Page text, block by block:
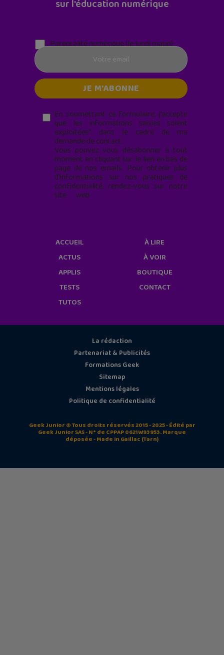
sur l'éducation numérique
Parentalité numérique (le lundi matin)
En soumettant ce formulaire, j’accepte
que les informations saisies soient
exploitées* dans le cadre de ma
demande de contact.
Vous pouvez vous désabonner à tout
moment en cliquant sur le lien en bas de
page de nos emails. Pour obtenir plus
d'informations sur nos pratiques de
confidentialité, rendez-vous sur notre
site web
ACCUEIL
ACTUS
APPLIS
TESTS
TUTOS
À LIRE
À VOIR
BOUTIQUE
CONTACT
La rédaction
Partenariat & Publicités
Formations Geek
Sitemap
Mentions légales
Politique de confidentialité
Geek Junior © Tous droits réservés 2015 - 2025 - Édité par
Geek Junior SAS - N° de CPPAP 0621W93953. Marque
déposée - Made in Gaillac (Tarn)